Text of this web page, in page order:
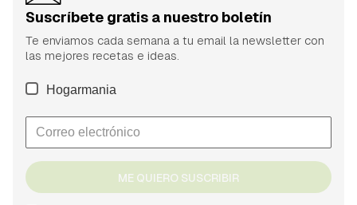
Suscríbete gratis a nuestro boletín
Te enviamos cada semana a tu email la newsletter con
las mejores recetas e ideas.
Hogarmania
ME QUIERO SUSCRIBIR